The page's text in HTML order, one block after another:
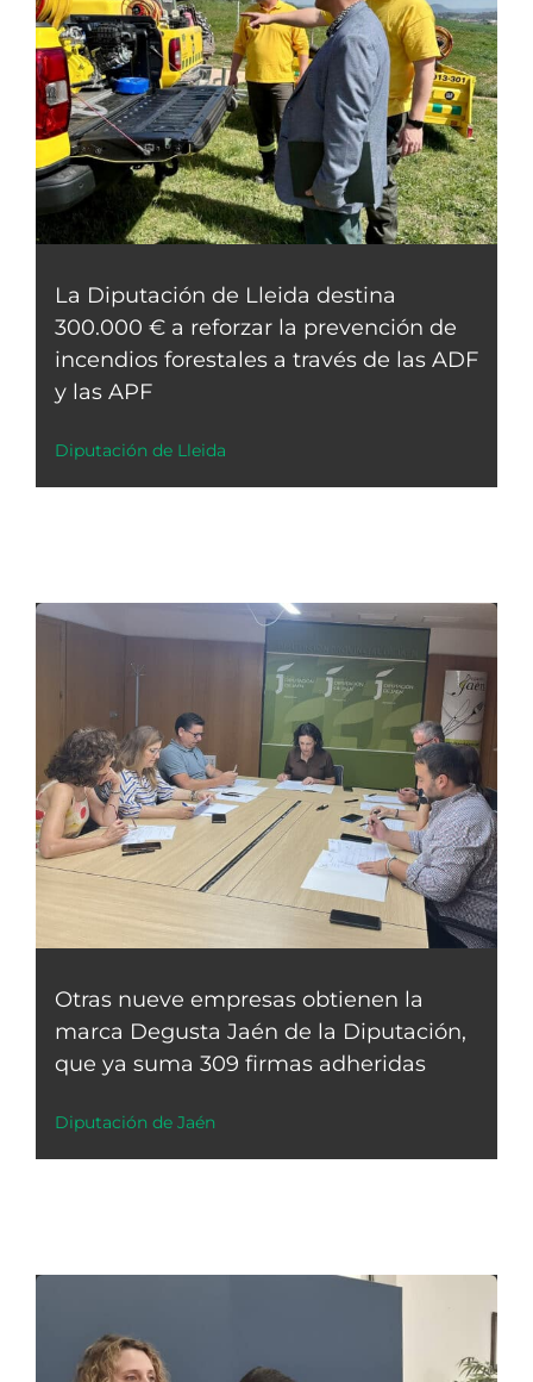
La Diputación de Lleida destina
300.000 € a reforzar la prevención de
incendios forestales a través de las ADF
y las APF
Diputación de Lleida
Otras nueve empresas obtienen la
marca Degusta Jaén de la Diputación,
que ya suma 309 firmas adheridas
Diputación de Jaén